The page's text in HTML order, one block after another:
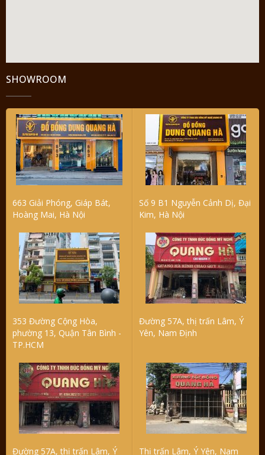
SHOWROOM
663 Giải Phóng, Giáp Bát,
Hoàng Mai, Hà Nội
Số 9 B1 Nguyễn Cảnh Dị, Đại
Kim, Hà Nội
353 Đường Cộng Hòa,
phường 13, Quận Tân Bình -
TP.HCM
Đường 57A, thị trấn Lâm, Ý
Yên, Nam Định
Đường 57A, thị trấn Lâm, Ý Thị trấn Lâm, Ý Yên, Nam